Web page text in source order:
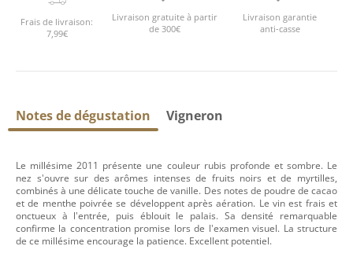
Frais de livraison:
7,99€
Livraison gratuite à partir
de 300€
Livraison garantie
anti-casse
Notes de dégustation Vigneron
Le millésime 2011 présente une couleur rubis profonde et sombre. Le
nez s'ouvre sur des arômes intenses de fruits noirs et de myrtilles,
combinés à une délicate touche de vanille. Des notes de poudre de cacao
et de menthe poivrée se développent après aération. Le vin est frais et
onctueux à l'entrée, puis éblouit le palais. Sa densité remarquable
confirme la concentration promise lors de l'examen visuel. La structure
de ce millésime encourage la patience. Excellent potentiel.